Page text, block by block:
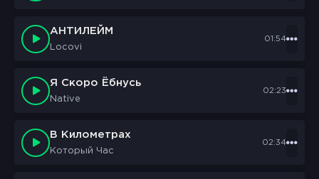
АНТИЛЕЙМ
Locovi
01:54
Я Скоро Ёбнусь
Native
02:23
В Километрах
Который Час
02:34